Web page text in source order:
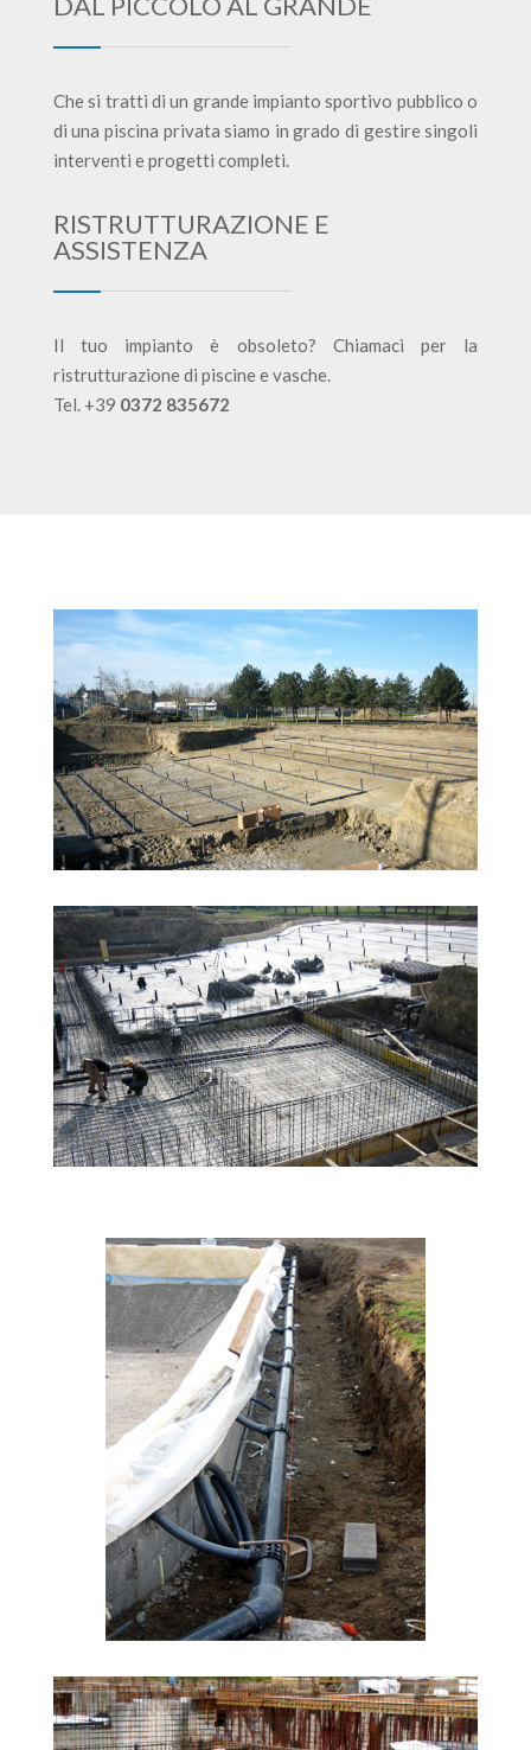
Che si tratti di un grande impianto sportivo pubblico o
di una piscina privata siamo in grado di gestire singoli
interventi e progetti completi.
RISTRUTTURAZIONE E
ASSISTENZA
Il tuo impianto è obsoleto? Chiamaci per la
ristrutturazione di piscine e vasche.
Tel. +39 0372 835672